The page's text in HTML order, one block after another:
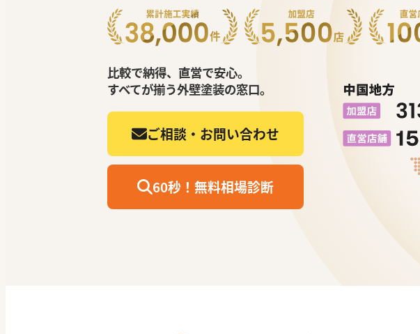
比較で納得、直営で安心。
すべてが揃う外壁塗装の窓口。
ご相談・お問い合わせ
60秒！無料相場診断